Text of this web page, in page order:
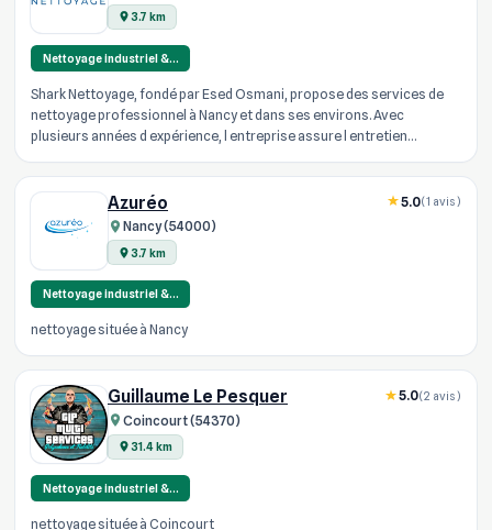
3.7 km
Nettoyage industriel &…
Shark Nettoyage, fondé par Esed Osmani, propose des services de
nettoyage professionnel à Nancy et dans ses environs. Avec
plusieurs années d expérience, l entreprise assure l entretien
Azuréo
Nancy (54000)
3.7 km
5.0(1 avis)
Nettoyage industriel &…
nettoyage située à Nancy
Guillaume Le Pesquer
Coincourt (54370)
31.4 km
5.0(2 avis)
Nettoyage industriel &…
nettoyage située à Coincourt